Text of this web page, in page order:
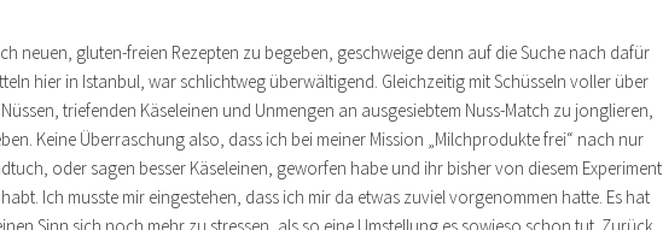
neuen, gluten-freien Rezepten zu begeben, geschweige denn auf die Suche nach dafür
hier in Istanbul, war schlichtweg überwältigend. Gleichzeitig mit Schüsseln voller über
triefenden Käseleinen und Unmengen an ausgesiebtem Nuss-Match zu jonglieren,
Keine Überraschung also, dass ich bei meiner Mission „Milchprodukte frei“ nach nur
oder sagen besser Käseleinen, geworfen habe und ihr bisher von diesem Experiment
Ich musste mir eingestehen, dass ich mir da etwas zuviel vorgenommen hatte. Es hat
Sinn sich noch mehr zu stressen, als so eine Umstellung es sowieso schon tut. Zurück